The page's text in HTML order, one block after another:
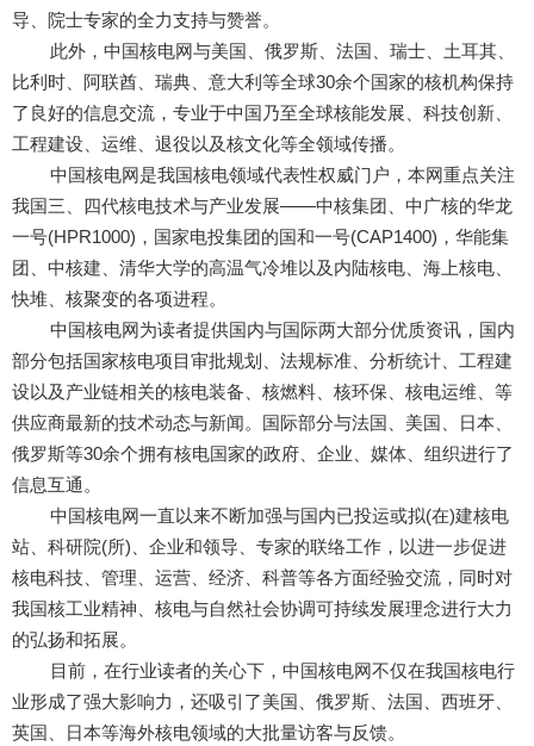
导、院士专家的全力支持与赞誉。
此外，中国核电网与美国、俄罗斯、法国、瑞士、土耳其、
比利时、阿联酋、瑞典、意大利等全球30余个国家的核机构保持
了良好的信息交流，专业于中国乃至全球核能发展、科技创新、
工程建设、运维、退役以及核文化等全领域传播。
中国核电网是我国核电领域代表性权威门户，本网重点关注
我国三、四代核电技术与产业发展——中核集团、中广核的华龙
一号(HPR1000)，国家电投集团的国和一号(CAP1400)，华能集
团、中核建、清华大学的高温气冷堆以及内陆核电、海上核电、
快堆、核聚变的各项进程。
中国核电网为读者提供国内与国际两大部分优质资讯，国内
部分包括国家核电项目审批规划、法规标准、分析统计、工程建
设以及产业链相关的核电装备、核燃料、核环保、核电运维、等
供应商最新的技术动态与新闻。国际部分与法国、美国、日本、
俄罗斯等30余个拥有核电国家的政府、企业、媒体、组织进行了
信息互通。
中国核电网一直以来不断加强与国内已投运或拟(在)建核电
站、科研院(所)、企业和领导、专家的联络工作，以进一步促进
核电科技、管理、运营、经济、科普等各方面经验交流，同时对
我国核工业精神、核电与自然社会协调可持续发展理念进行大力
的弘扬和拓展。
目前，在行业读者的关心下，中国核电网不仅在我国核电行
业形成了强大影响力，还吸引了美国、俄罗斯、法国、西班牙、
英国、日本等海外核电领域的大批量访客与反馈。